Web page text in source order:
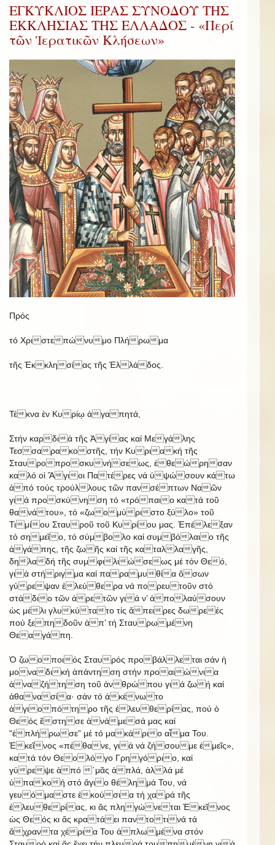
ΕΓΚΥΚΛΙΟΣ ΙΕΡΑΣ ΣΥΝΟΔΟΥ ΤΗΣ
ΕΚΚΛΗΣΙΑΣ ΤΗΣ ΕΛΛΑΔΟΣ - «Περί
τῶν Ἱερατικῶν Κλήσεων»
Πρός
τό Χριστεπώνυμο Πλήρωμα
τῆς Ἐκκλησίας τῆς Ἑλλάδος.
Τέκνα ἐν Κυρίῳ ἀγαπητά,
Στήν καρδιά τῆς Ἁγίας καί Μεγάλης
Τεσσαρακοστῆς, τήν Κυριακή τῆς
Σταυροπροσκυνήσεως, ἐθεώρησαν
καλό οἱ Ἅγιοι Πατέρες νά ὑψώσουν κάτω
ἀπό τούς τρούλλους τῶν πανσέπτων Ναῶν
γιά προσκύνηση τό «τρόπαιο κατά τοῦ
θανάτου», τό «ζωομύριστο ξύλο» τοῦ
Τιμίου Σταυροῦ τοῦ Κυρίου μας. Ἐπέλεξαν
τό σημεῖο, τό σύμβολο καί συμβόλαιο τῆς
ἀγάπης, τῆς ζωῆς καί τῆς καταλλαγῆς,
δηλαδή τῆς συμφιλιώσεως μέ τόν Θεό,
γιά στήριγμα καί παραμυθία ὅσων
γύρεψαν ἐλεύθερα νά πορευτοῦν στό
στάδιο τῶν ἀρετῶν γιά ν’ ἀπολαύσουν
ὡς μέλι γλυκύτατο τίς ἄπειρες δωρεές
πού ξεπηδοῦν ἀπ’ τή Σταυρωμένη
Θεαγάπη.
Ὁ ζωοποιός Σταυρός προβάλλεται σάν ἡ
μοναδική ἀπάντηση στήν προαιώνια
ἀναζήτηση τοῦ ἀνθρώπου γιά ζωή καί
ἀθανασία· σάν τό ἀκένωτο
ἁγιοπότηρο τῆς ἐλευθερίας, πού ὁ
Θεός ἔστησε ἀνάμεσά μας καί
“ἐπλήρωσε” μέ τό μακάριο αἷμα Του.
Ἐκεῖνος «πέθανε, γιά νά ζήσουμε ἐμεῖς»,
κατά τόν Θεολόγο Γρηγόριο, καί
γύρεψε ἀπό ᾿μᾶς ἁπλά, ἀλλά μέ
ὑπακοή στό ἅγιο θέλημά Του, νά
γευόμαστε ἑκούσια τή χαρά τῆς
ἐλευθερίας, κι ἄς πληγώνεται Ἐκεῖνος
ὡς Θεός κι ἄς κρατάει παντοτινά τά
ἄχραντα χέρια Του ἁπλωμένα στόν